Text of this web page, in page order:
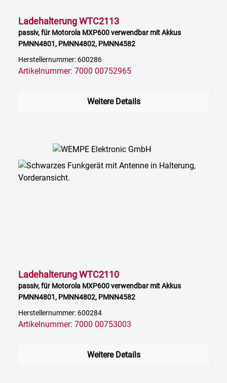
Ladehalterung WTC2113
passiv, für Motorola MXP600 verwendbar mit Akkus
PMNN4801, PMNN4802, PMNN4582
Herstellernummer: 600286
Artikelnummer: 7000 00752965
Weitere Details
Ladehalterung WTC2110
passiv, für Motorola MXP600 verwendbar mit Akkus
PMNN4801, PMNN4802, PMNN4582
Herstellernummer: 600284
Artikelnummer: 7000 00753003
Weitere Details